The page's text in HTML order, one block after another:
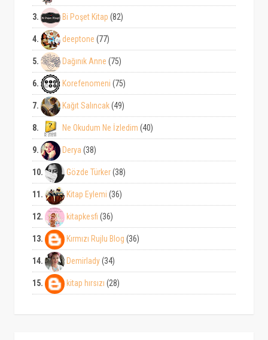
3. Bi Poşet Kitap (82)
4. deeptone (77)
5. Dağınık Anne (75)
6. Korefenomeni (75)
7. Kağıt Salıncak(49)
8. Ne Okudum Ne İzledim (40)
9. Derya (38)
10. Gözde Türker(38)
11. Kitap Eylemi (36)
12. kitapkesfi (36)
13. Kırmızı Rujlu Blog (36)
14. Demirlady(34)
15. kitap hırsızı (28)